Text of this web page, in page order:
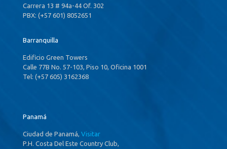
Carrera 13 # 94a-44 Of. 302
PBX: (+57 601) 8052651
Barranquilla
Edificio Green Towers
Calle 77B No. 57-103, Piso 10, Oficina 1001
Tel: (+57 605) 3162368
Panamá
Ciudad de Panamá, Visitar
P.H. Costa Del Este Country Club,